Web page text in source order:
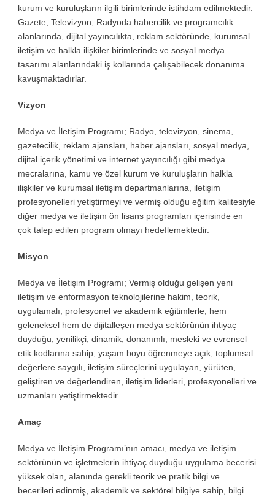
kurum ve kuruluşların ilgili birimlerinde istihdam edilmektedir.
Gazete, Televizyon, Radyoda habercilik ve programcılık
alanlarında, dijital yayıncılıkta, reklam sektöründe, kurumsal
iletişim ve halkla ilişkiler birimlerinde ve sosyal medya
tasarımı alanlarındaki iş kollarında çalışabilecek donanıma
kavuşmaktadırlar.
Vizyon
Medya ve İletişim Programı; Radyo, televizyon, sinema,
gazetecilik, reklam ajansları, haber ajansları, sosyal medya,
dijital içerik yönetimi ve internet yayıncılığı gibi medya
mecralarına, kamu ve özel kurum ve kuruluşların halkla
ilişkiler ve kurumsal iletişim departmanlarına, iletişim
profesyonelleri yetiştirmeyi ve vermiş olduğu eğitim kalitesiyle
diğer medya ve iletişim ön lisans programları içerisinde en
çok talep edilen program olmayı hedeflemektedir.
Misyon
Medya ve İletişim Programı; Vermiş olduğu gelişen yeni
iletişim ve enformasyon teknolojilerine hakim, teorik,
uygulamalı, profesyonel ve akademik eğitimlerle, hem
geleneksel hem de dijitalleşen medya sektörünün ihtiyaç
duyduğu, yenilikçi, dinamik, donanımlı, mesleki ve evrensel
etik kodlarına sahip, yaşam boyu öğrenmeye açık, toplumsal
değerlere saygılı, iletişim süreçlerini uygulayan, yürüten,
geliştiren ve değerlendiren, iletişim liderleri, profesyonelleri ve
uzmanları yetiştirmektedir.
Amaç
Medya ve İletişim Programı’nın amacı, medya ve iletişim
sektörünün ve işletmelerin ihtiyaç duyduğu uygulama becerisi
yüksek olan, alanında gerekli teorik ve pratik bilgi ve
becerileri edinmiş, akademik ve sektörel bilgiye sahip, bilgi